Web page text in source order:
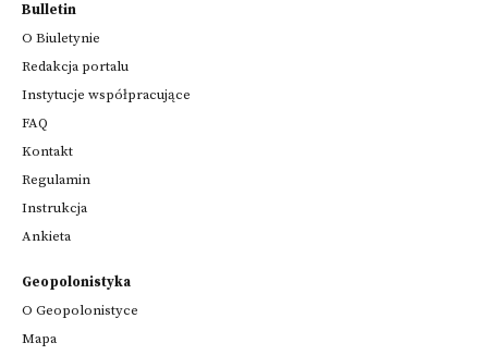
Bulletin
O Biuletynie
Redakcja portalu
Instytucje współpracujące
FAQ
Kontakt
Regulamin
Instrukcja
Ankieta
Geopolonistyka
O Geopolonistyce
Mapa